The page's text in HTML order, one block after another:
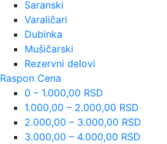
Saranski
Varaličari
Dubinka
Mušičarski
Rezervni delovi
Raspon Cena
0 – 1.000,00 RSD
1.000,00 – 2.000,00 RSD
2.000,00 – 3.000,00 RSD
3.000,00 – 4.000,00 RSD